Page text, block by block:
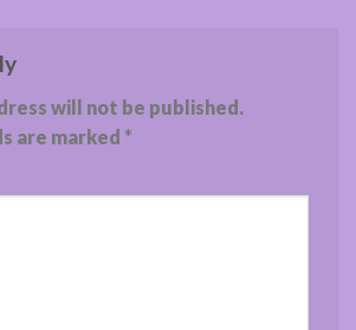
will not be published.
are marked *